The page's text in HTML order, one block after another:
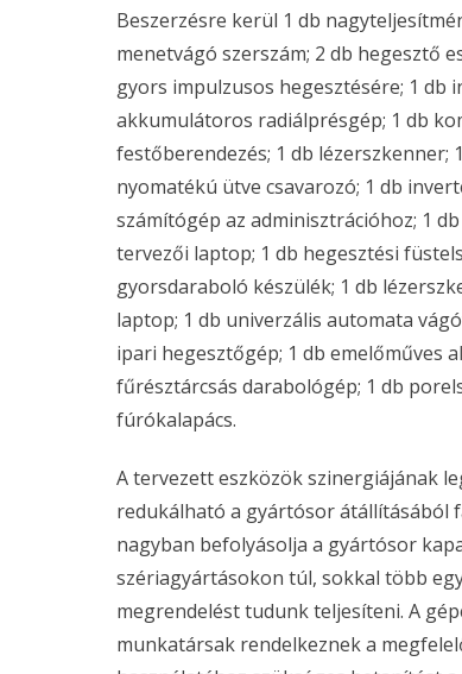
Beszerzésre kerül 1 db
menetvágó szerszám; 2 db hegesztő
gyors impulzusos hegesztésére; 1 db
akkumulátoros radiálprésgép; 1 db
festőberendezés; 1 db lézerszkenner;
nyomatékú ütve csavarozó; 1 db
számítógép az adminisztrációhoz; 1
tervezői laptop; 1 db hegesztési
gyorsdaraboló készülék; 1 db
laptop; 1 db univerzális automata
ipari hegesztőgép; 1 db emelőműves
fűrésztárcsás darabológép; 1 db
fúrókalapács.
A tervezett eszközök szinergiájának
redukálható a gyártósor átállításából
nagyban befolyásolja a gyártósor
szériagyártásokon túl, sokkal több
megrendelést tudunk teljesíteni. A
munkatársak rendelkeznek a